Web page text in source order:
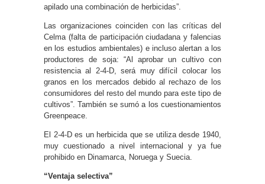
apilado una combinación de herbicidas”.
Las organizaciones coinciden con las críticas del
Celma (falta de participación ciudadana y falencias
en los estudios ambientales) e incluso alertan a los
productores de soja: “Al aprobar un cultivo con
resistencia al 2-4-D, será muy difícil colocar los
granos en los mercados debido al rechazo de los
consumidores del resto del mundo para este tipo de
cultivos”. También se sumó a los cuestionamientos
Greenpeace.
El 2-4-D es un herbicida que se utiliza desde 1940,
muy cuestionado a nivel internacional y ya fue
prohibido en Dinamarca, Noruega y Suecia.
“Ventaja selectiva”